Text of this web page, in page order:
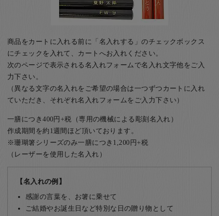
商品をカートに入れる前に「名入れする」のチェックボックス
にチェックを入れて、カートへお入れください。
次のページで表示される名入れフォームで名入れ文字他をご入
力下さい。
（異なる文字の名入れをご希望の場合は一つずつカートに入れ
ていただき、それぞれ名入れフォームをご入力下さい）
一膳につき400円+税（専用の機械による彫刻名入れ）
作成期間を約1週間ほど頂いております。
※珊瑚箸シリーズのみ一膳につき1,200円+税
（レーザーを使用した名入れ）
【名入れの例】
感謝の言葉を、お箸に乗せて
ご結婚やお誕生日など特別な日の贈り物として